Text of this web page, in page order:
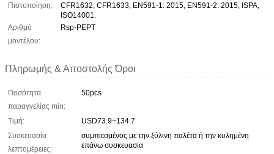
Πιστοποίηση:
CFR1632, CFR1633, EN591-1: 2015, EN591-2: 2015, ISPA,
ISO14001.
Αριθμό
μοντέλου:
Rsp-PEPT
Πληρωμής & Αποστολής Όροι
Ποσότητα
παραγγελίας min:
50pcs
Τιμή:
USD73.9~134.7
Συσκευασία
λεπτομέρειες:
συμπιεσμένος με την ξύλινη παλέτα ή την κυλημένη
επάνω συσκευασία